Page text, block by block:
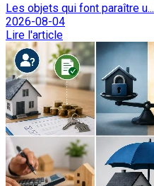
Les objets qui font paraître u...
2026-08-04
Lire l'article